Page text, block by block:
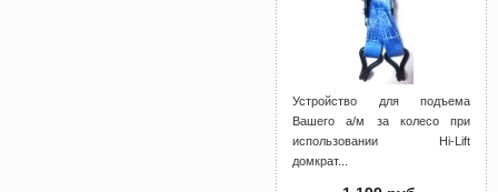
Устройство для подъема
Вашего а/м за колесо при
использовании Hi-Lift
домкрат...